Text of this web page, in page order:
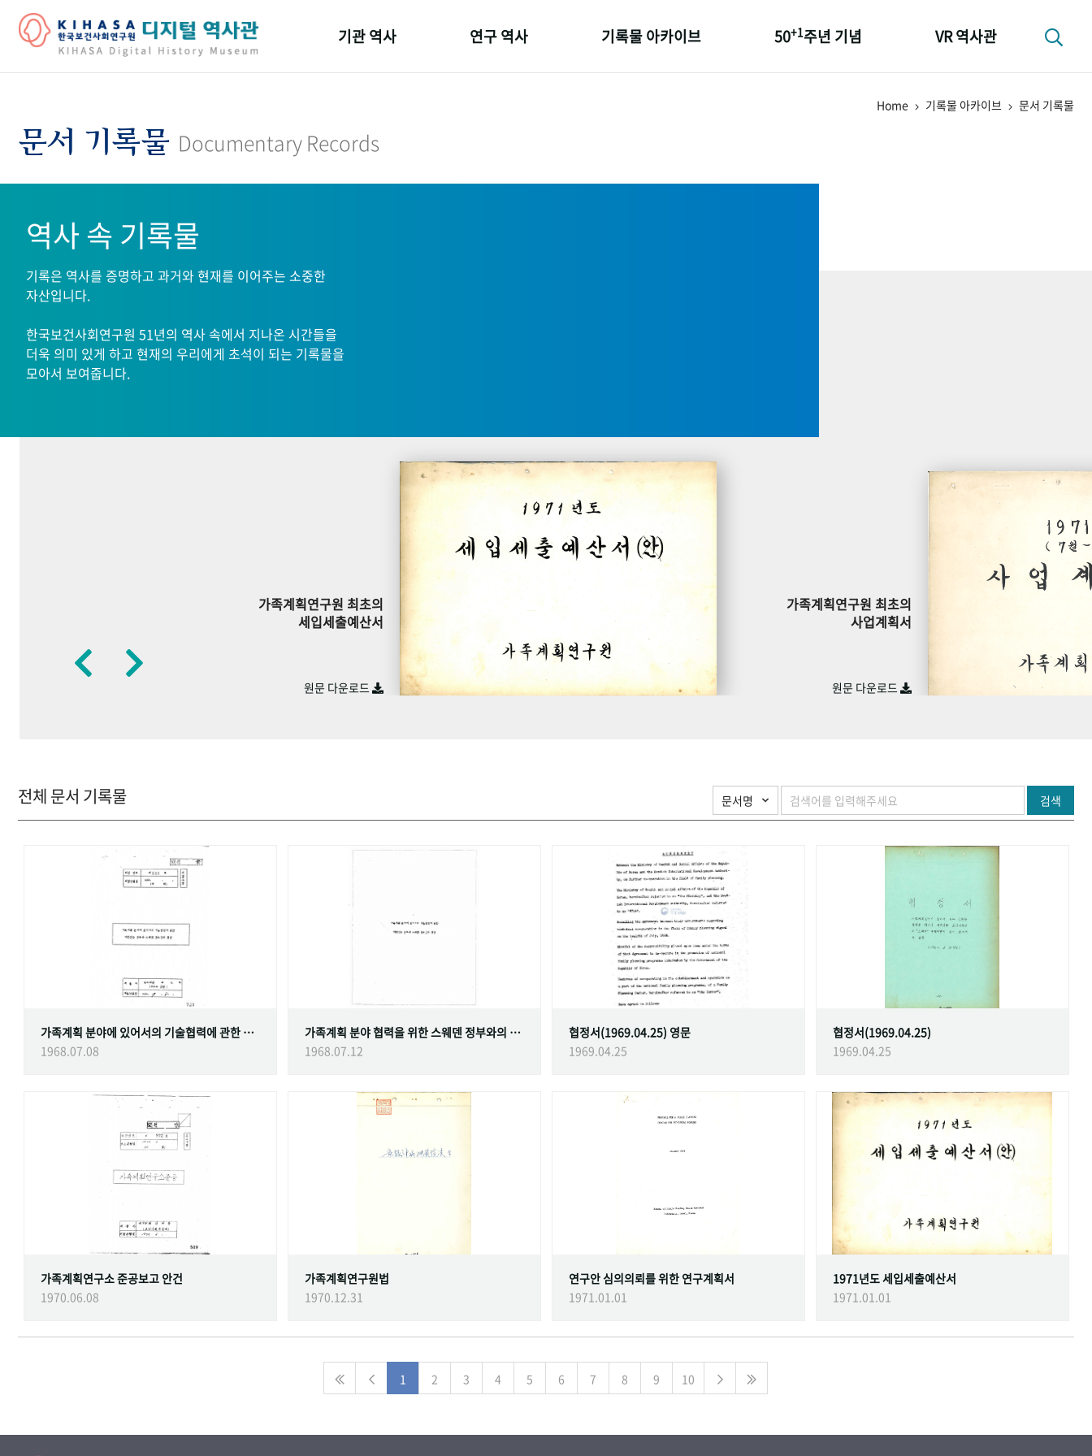
기관 역사
기관 변천사
연구 역사 기록물 아카이브 50+1주년 기념 VR 역사관
Home 기록물 아카이브 문서 기록물
문서 기록물 Documentary Records
역사 속 기록물
기록은 역사를 증명하고 과거와 현재를 이어주는 소중한
자산입니다.
한국보건사회연구원 51년의 역사 속에서 지나온 시간들을
더욱 의미 있게 하고 현재의 우리에게 초석이 되는 기록물을
모아서 보여줍니다.
가족계획연구원 최초의
세입세출예산서
원문 다운로드
가족계획연구원 최초의
사업계획서
원문 다운로드
전체 문서 기록물 검색
가족계획 분야에 있어서의 기술협력에 관한 대한민국정부와 스웨덴 정부간의 협정
1968.07.08
가족계획 분야 협력을 위한 스웨덴 정부와의 협정
1968.07.12
협정서(1969.04.25) 영문
1969.04.25
협정서(1969.04.25)
1969.04.25
가족계획연구소 준공보고 안건
1970.06.08
가족계획연구원법
1970.12.31
연구안 심의의뢰를 위한 연구계획서
1971.01.01
1971년도 세입세출예산서
1971.01.01
1 2 3 4 5 6 7 8 9 10